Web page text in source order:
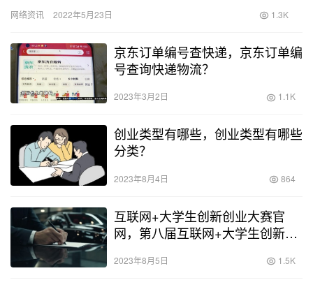
网络资讯 2022年5月23日 1.3K
京东订单编号查快递，京东订单编
号查询快递物流？
2023年3月2日 1.1K
创业类型有哪些，创业类型有哪些
分类？
2023年8月4日 864
互联网+大学生创新创业大赛官
网，第八届互联网+大学生创新创
2023年8月5日 1.5K